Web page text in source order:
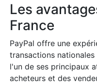
Les
France
PayPal offre une
transactions
l'un de ses principaux
acheteurs et des